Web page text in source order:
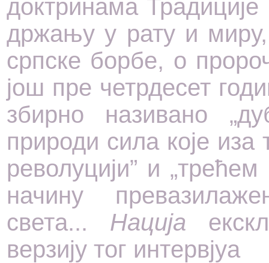
доктринама
држању у рату и
српске борбе, о
још пре четрдесет
збирно називано
природи сила које иза
револуцији” и
начину
света... Нација
верзију тог интервјуа